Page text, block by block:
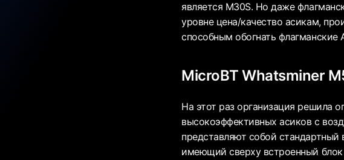
является M30S. Но даже
уровне цена/качество асикам,
способным обогнать флагманские
MicroBT Whatsminer
На этот раз организация решила
высокоэффективных асиков с
представляют собой стандартный
имеющий сверху встроенный